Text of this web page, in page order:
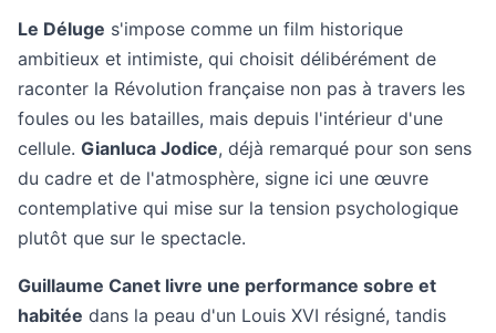
Le Déluge s'impose comme un film historique
ambitieux et intimiste, qui choisit délibérément de
raconter la Révolution française non pas à travers les
foules ou les batailles, mais depuis l'intérieur d'une
cellule. Gianluca Jodice, déjà remarqué pour son sens
du cadre et de l'atmosphère, signe ici une œuvre
contemplative qui mise sur la tension psychologique
plutôt que sur le spectacle.
Guillaume Canet livre une performance sobre et
habitée dans la peau d'un Louis XVI résigné, tandis